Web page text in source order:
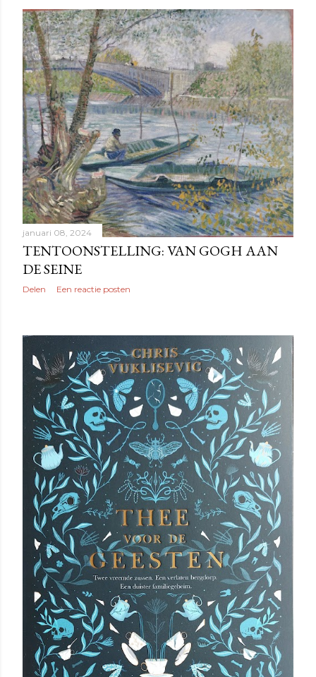
januari 08, 2024
TENTOONSTELLING: VAN GOGH AAN
DE SEINE
Delen Een reactie posten